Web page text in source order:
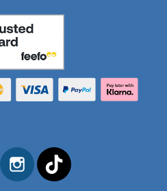
YouTubeInstagram